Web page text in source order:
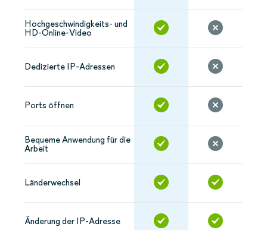
Hochgeschwindigkeits- und
HD-Online-Video
Dedizierte IP-Adressen
Ports öffnen
Bequeme Anwendung für die
Arbeit
Länderwechsel
Änderung der IP-Adresse